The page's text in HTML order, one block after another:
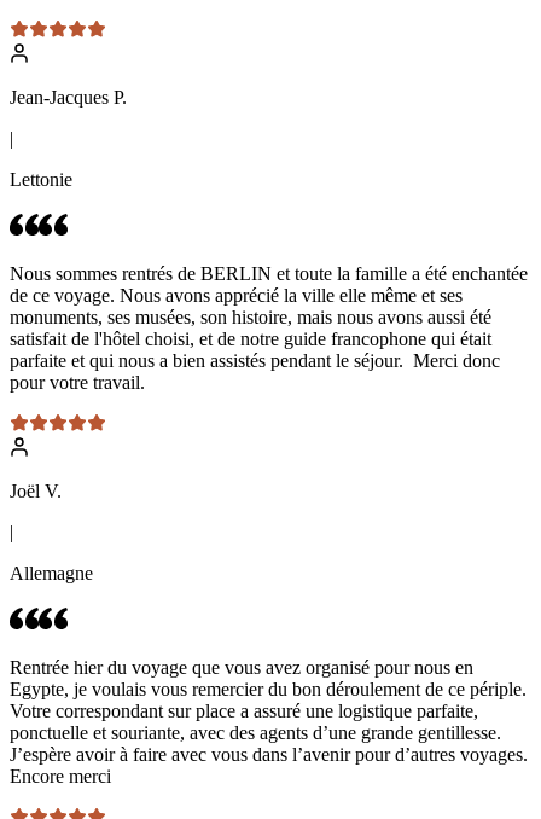
Jean-Jacques P.
|
Lettonie
Nous sommes rentrés de BERLIN et toute la famille a été enchantée
de ce voyage. Nous avons apprécié la ville elle même et ses
monuments, ses musées, son histoire, mais nous avons aussi été
satisfait de l'hôtel choisi, et de notre guide francophone qui était
parfaite et qui nous a bien assistés pendant le séjour. Merci donc
pour votre travail.
Joël V.
|
Allemagne
Rentrée hier du voyage que vous avez organisé pour nous en
Egypte, je voulais vous remercier du bon déroulement de ce périple.
Votre correspondant sur place a assuré une logistique parfaite,
ponctuelle et souriante, avec des agents d’une grande gentillesse.
J’espère avoir à faire avec vous dans l’avenir pour d’autres voyages.
Encore merci